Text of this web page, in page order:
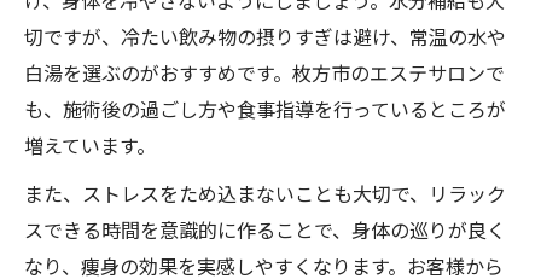
切ですが、冷たい飲み物の摂りすぎは避け、常温の水や
白湯を選ぶのがおすすめです。枚方市のエステサロンで
も、施術後の過ごし方や食事指導を行っているところが
増えています。
また、ストレスをため込まないことも大切で、リラック
スできる時間を意識的に作ることで、身体の巡りが良く
なり、痩身の効果を実感しやすくなります。お客様から